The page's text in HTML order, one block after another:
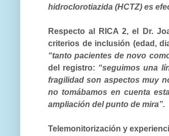
hidroclorotiazida (HCTZ) es
Respecto al RICA 2, el Dr.
criterios de inclusión (edad,
“tanto pacientes de novo
del registro: “seguimos una
fragilidad son aspectos muy
no tomábamos en cuenta
ampliación del punto de mira”.
Telemonitorización y